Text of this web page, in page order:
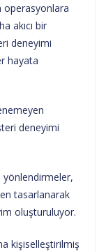
operasyonlara
akıcı bir
deneyimi
hayata
deneyimi
yönlendirmeler,
tasarlanarak
oluşturuluyor.
kişiselleştirilmiş